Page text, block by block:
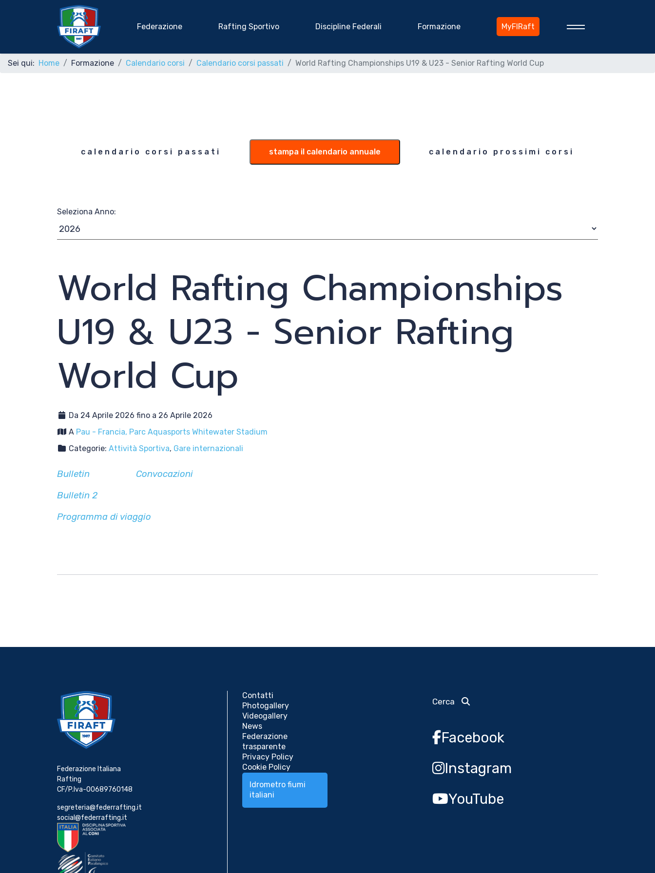
Federazione Rafting Sportivo Discipline Federali Formazione MyFIRaft
Rafting Sportivo
Formazione
Media
Documenti
Tesseramento e Affiliazione
Federazione Trasparente
Sei qui: Home Formazione Calendario corsi Calendario corsi passati World Rafting Championships U19 & U23 - Senior Rafting World Cup
calendario corsi passati stampa il calendario annuale calendario prossimi corsi
Seleziona Anno:
World Rafting Championships
U19 & U23 - Senior Rafting
World Cup
Da 24 Aprile 2026 fino a 26 Aprile 2026
A Pau - Francia, Parc Aquasports Whitewater Stadium
Categorie: Attività Sportiva, Gare internazionali
Bulletin
Convocazioni
Bulletin 2
Programma di viaggio
Federazione Italiana
Rafting
CF/P.Iva-00689760148
segreteria@federrafting.it
social@federrafting.it
Contatti
Photogallery
Videogallery
News
Federazione
trasparente
Privacy Policy
Cookie Policy
Idrometro fiumi
italiani
Cerca
Facebook
Instagram
YouTube